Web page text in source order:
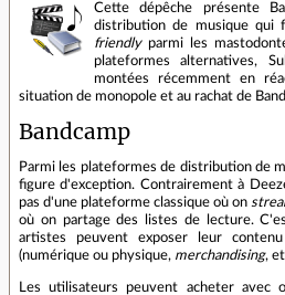
Cette dépêche présente
distribution de musique qui
friendlyparmi les
plateformes alternatives,
montées récemment en
situation de monopole et au rachat de
Bandcamp
Parmi les plateformes de distribution de
figure d'exception. Contrairement à
pas d'une plateforme classique où on
où on partage des listes de lecture.
artistes peuvent exposer leur
(numérique ou physique, merchandising,
Les utilisateurs peuvent acheter